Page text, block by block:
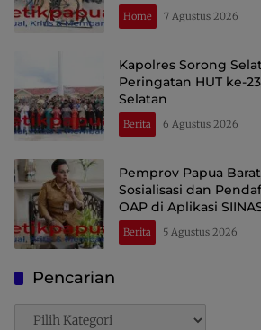
Home 7 Agustus 2026
Kapolres Sorong
Peringatan HUT ke-
Selatan
Berita 6 Agustus 2026
Pemprov Papua
Sosialisasi dan
OAP di Aplikasi
Berita 5 Agustus 2026
Pencarian
Pencarian